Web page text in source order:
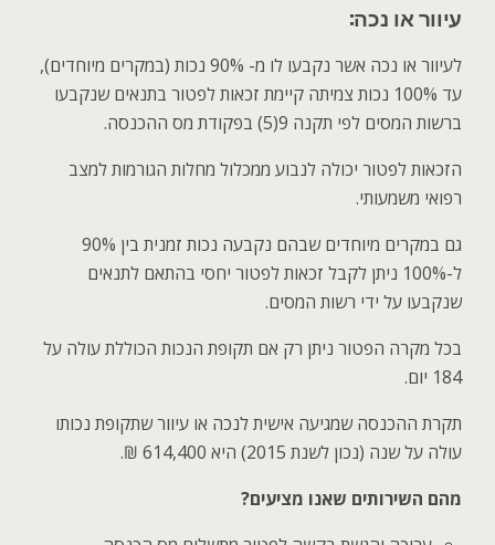
עיוור או נכה:
לעיוור או נכה אשר נקבעו לו מ- 90% נכות (במקרים מיוחדים),
עד 100% נכות צמיתה קיימת זכאות לפטור בתנאים שנקבעו
ברשות המסים לפי תקנה 9(5) בפקודת מס ההכנסה.
הזכאות לפטור יכולה לנבוע ממכלול מחלות הגורמות למצב
רפואי משמעותי.
גם במקרים מיוחדים שבהם נקבעה נכות זמנית בין 90%
ל-100% ניתן לקבל זכאות לפטור יחסי בהתאם לתנאים
שנקבעו על ידי רשות המסים.
בכל מקרה הפטור ניתן רק אם תקופת הנכות הכוללת עולה על
184 יום
.
תקרת ההכנסה שמגיעה אישית לנכה או עיוור שתקופת נכותו
עולה על שנה (נכון לשנת 2015) היא 614,400 ₪
.
מהם השירותים שאנו מציעים?